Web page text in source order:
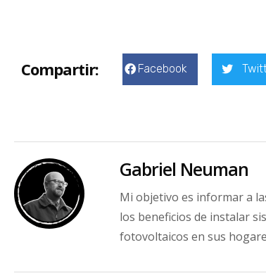
Compartir: Facebook
Gabriel Neuman
Mi objetivo es informar a
los beneficios de instalar
fotovoltaicos en sus